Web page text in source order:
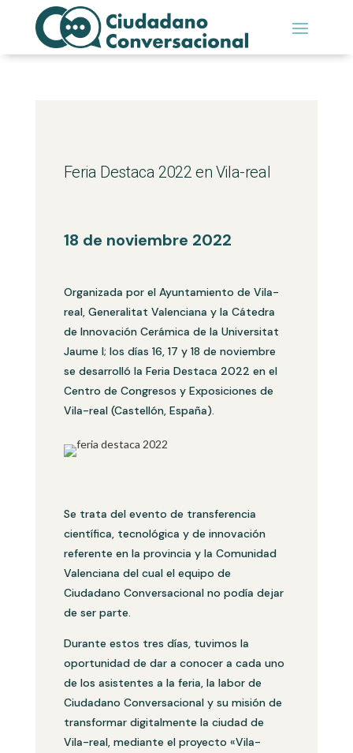
Feria Destaca 2022 en Vila-real
18 de noviembre 2022
Organizada por el Ayuntamiento de Vila-
real, Generalitat Valenciana y la Cátedra
de Innovación Cerámica de la Universitat
Jaume I; los días 16, 17 y 18 de noviembre
se desarrolló la Feria Destaca 2022 en el
Centro de Congresos y Exposiciones de
Vila-real (Castellón, España).
Se trata del evento de transferencia
científica, tecnológica y de innovación
referente en la provincia y la Comunidad
Valenciana del cual el equipo de
Ciudadano Conversacional no podía dejar
de ser parte.
Durante estos tres días, tuvimos la
oportunidad de dar a conocer a cada uno
de los asistentes a la feria, la labor de
Ciudadano Conversacional y su misión de
transformar digitalmente la ciudad de
Vila-real, mediante el proyecto «Vila-